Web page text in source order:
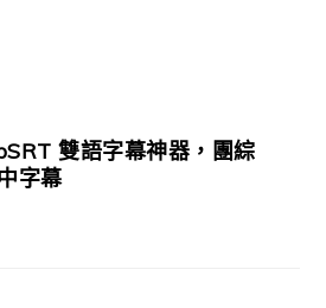
雙語字幕神器，團綜
字幕